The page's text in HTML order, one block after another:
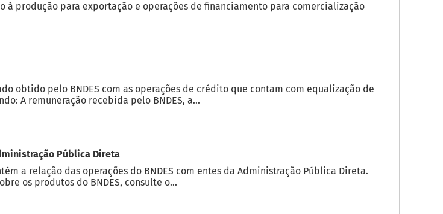
à produção para exportação e operações de financiamento para comercialização
obtido pelo BNDES com as operações de crédito que contam com equalização de
A remuneração recebida pelo BNDES, a...
Pública Direta
a relação das operações do BNDES com entes da Administração Pública Direta.
os produtos do BNDES, consulte o...